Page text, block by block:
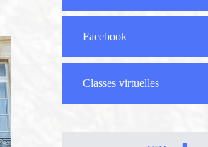
Facebook
Classes virtuelles